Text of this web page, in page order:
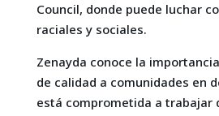
Council, donde puede luchar
raciales y sociales.
Zenayda conoce la
de calidad a comunidades en
está comprometida a trabajar